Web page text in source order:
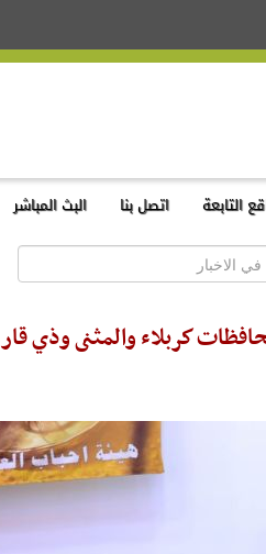
التابعة اتصل بنا البث المباشر
كربلاء والمثنى وذي قار